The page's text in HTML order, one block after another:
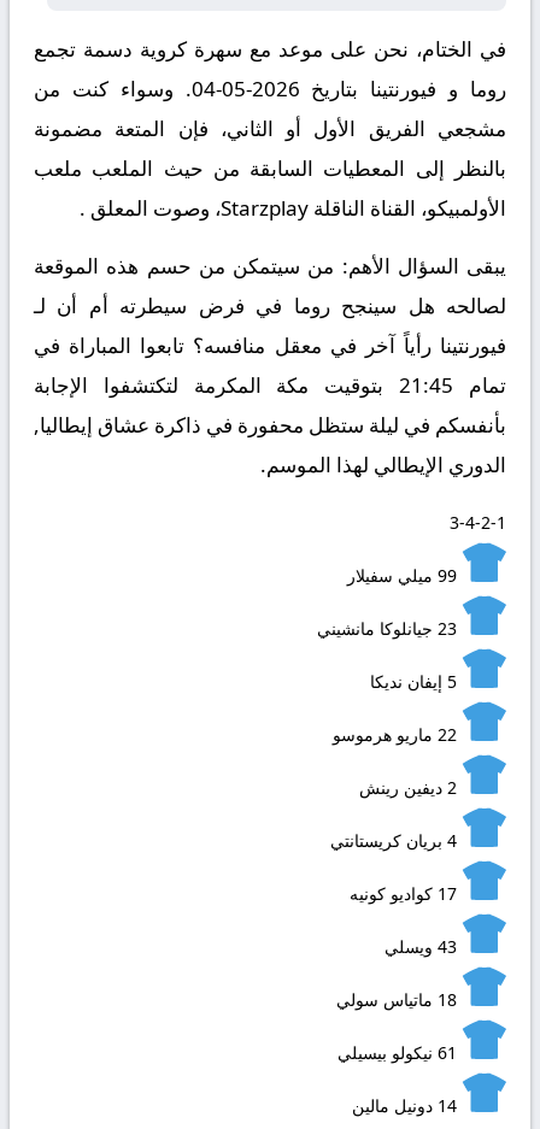
في الختام، نحن على موعد مع سهرة كروية دسمة تجمع
روما و فيورنتينا بتاريخ 2026-05-04. وسواء كنت من
مشجعي الفريق الأول أو الثاني، فإن المتعة مضمونة
بالنظر إلى المعطيات السابقة من حيث الملعب ملعب
الأولمبيكو، القناة الناقلة Starzplay، وصوت المعلق .
يبقى السؤال الأهم: من سيتمكن من حسم هذه الموقعة
لصالحه هل سينجح روما في فرض سيطرته أم أن لـ
فيورنتينا رأياً آخر في معقل منافسه؟ تابعوا المباراة في
تمام 21:45 بتوقيت مكة المكرمة لتكتشفوا الإجابة
بأنفسكم في ليلة ستظل محفورة في ذاكرة عشاق إيطاليا,
الدوري الإيطالي لهذا الموسم.
3-4-2-1
99 ميلي سفيلار
23 جيانلوكا مانشيني
5 إيفان نديكا
22 ماريو هرموسو
2 ديفين رينش
4 بريان كريستانتي
17 كواديو كونيه
43 ويسلي
18 ماتياس سولي
61 نيكولو بيسيلي
14 دونيل مالين